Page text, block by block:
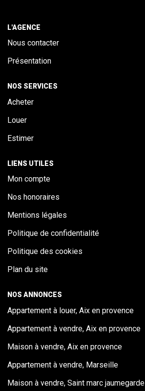
L'AGENCE
Nous contacter
Présentation
NOS SERVICES
Acheter
Louer
Estimer
LIENS UTILES
Mon compte
Nos honoraires
Mentions légales
Politique de confidentialité
Politique des cookies
Plan du site
NOS ANNONCES
Appartement à louer, Aix en provence
Appartement à vendre, Aix en provence
Maison à vendre, Aix en provence
Appartement à vendre, Marseille
Maison à vendre, Saint marc jaumegarde